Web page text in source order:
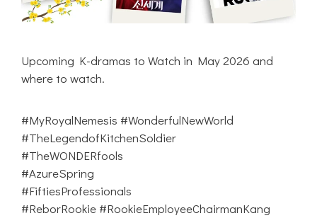
Upcoming K-dramas to Watch in May 2026 and
where to watch.
#MyRoyalNemesis #WonderfulNewWorld
#TheLegendofKitchenSoldier
#TheWONDERfools
#AzureSpring
#FiftiesProfessionals
#ReborRookie #RookieEmployeeChairmanKang